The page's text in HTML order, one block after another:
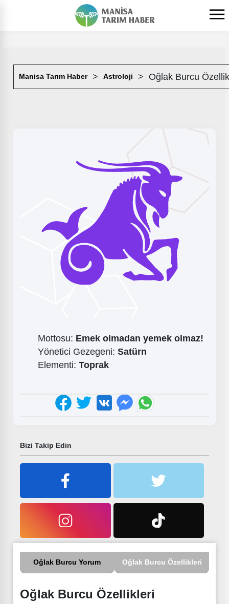
Manisa Tarım Haber Astroloji Oğlak Burcu
Mottosu: Emek olmadan yemek olmaz!
Yönetici Gezegeni:Satürn
Elementi:Toprak
Bizi Takip Edin
Oğlak Burcu Yorum Oğlak Burcu Özellikleri
Oğlak Burcu Özellikleri